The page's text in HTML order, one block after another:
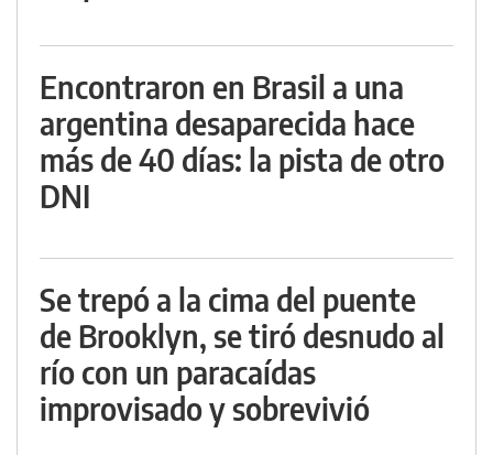
Encontraron en Brasil a una
argentina desaparecida hace
más de 40 días: la pista de otro
DNI
Se trepó a la cima del puente
de Brooklyn, se tiró desnudo al
río con un paracaídas
improvisado y sobrevivió